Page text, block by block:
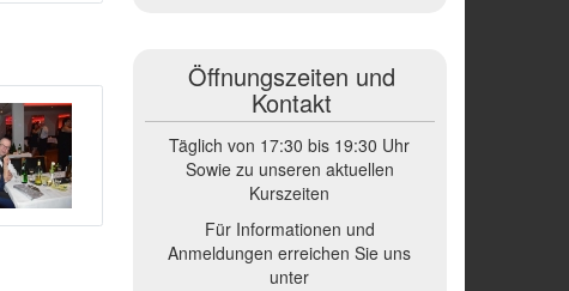
Öffnungszeiten und
Kontakt
Täglich von 17:30 bis 19:30 Uhr
Sowie zu unseren aktuellen
Kurszeiten
Für Informationen und
Anmeldungen erreichen Sie uns
unter